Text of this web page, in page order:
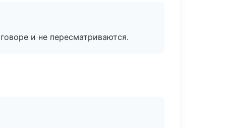
и не пересматриваются.